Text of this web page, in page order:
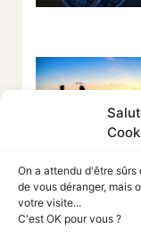
On a attendu d'être
de vous déranger, mais
votre visite...
C'est OK pour vous ?